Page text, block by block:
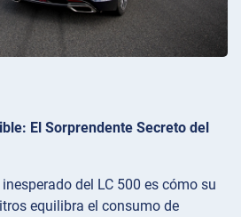
El Sorprendente Secreto del
del LC 500 es cómo su
equilibra el consumo de